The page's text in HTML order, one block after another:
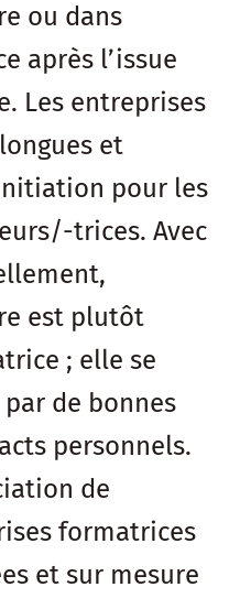
ou dans
après l’issue
Les entreprises
et
pour les
trices. Avec
est plutôt
; elle se
de bonnes
personnels.
de
formatrices
et sur mesure